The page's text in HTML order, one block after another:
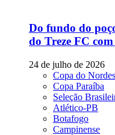
Do fundo do
do Treze FC
24 de julho de 2026
Copa do
Copa Paraíba
Seleção
Atlético-PB
Botafogo
Campinense